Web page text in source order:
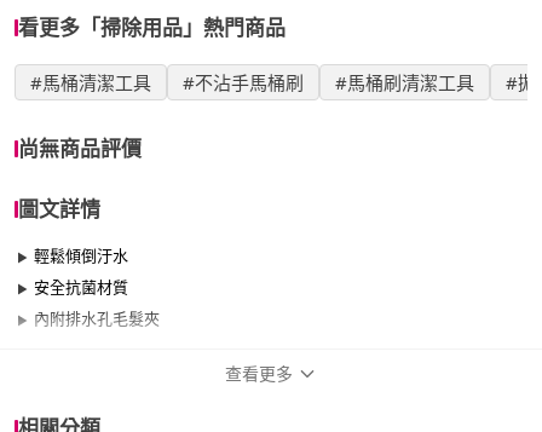
看更多「掃除用品」熱門商品
#馬桶清潔工具 #不沾手馬桶刷 #馬桶刷清潔工具 #拋
尚無商品評價
圖文詳情
輕鬆傾倒汙水
安全抗菌材質
內附排水孔毛髮夾
查看更多